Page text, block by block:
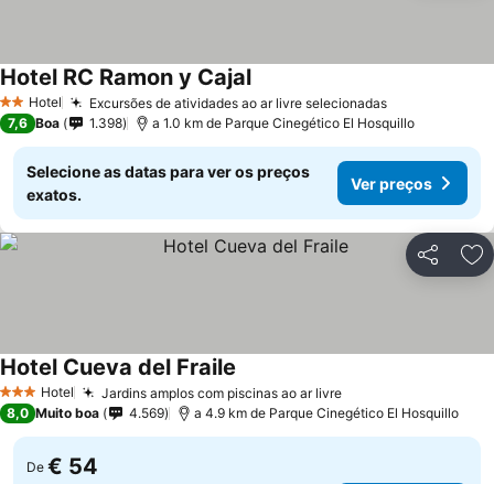
2 Estrelas
Hotel Excursões de atividades ao ar livre selecionadasVer preços
Hotel RC Ramon y CajalVer preços
7,6 Boa 1.398 a 1.0 km de Parque Cinegético El Hosquillo
Selecione as datas para ver os preços
exatos.
Ver preços
Partilhar
3 EstrelasHotel Jardins amplos com piscinas ao ar livreVer preços
Hotel Cueva del Fraile
8,0 Muito boa 4.569 a 4.9 km de Parque Cinegético El Hosquillo
De € 54